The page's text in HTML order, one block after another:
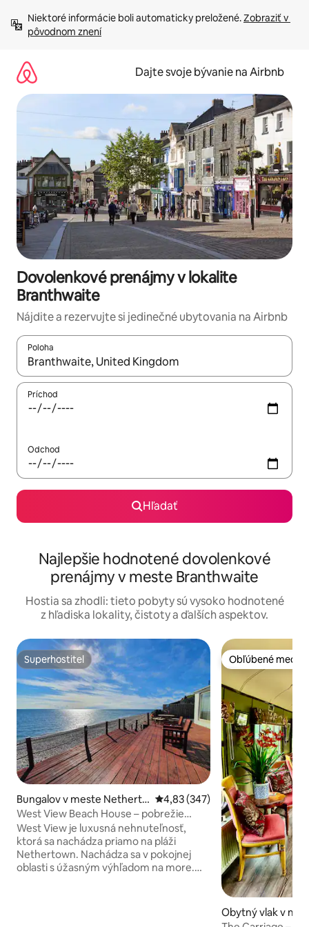
obsah.
Niektoré informácie boli automaticky preložené. Zobraziť v
pôvodnom znení
Dajte svoje bývanie na Airbnb
Dovolenkové prenájmy v lokalite
Branthwaite
Nájdite a rezervujte si jedinečné ubytovania na Airbnb
Poloha
Keď budú výsledky k dispozícii, môžete si ich prechádzať
Príchod
Odchod
Hľadať
Najlepšie hodnotené dovolenkové
prenájmy v meste Branthwaite
Hostia sa zhodli: tieto pobyty sú vysoko hodnotené
z hľadiska lokality, čistoty a ďalších aspektov.
Superhostiteľ
Superhostiteľ
Bungalov v meste Netherto
wn
Priemerné ohodnotenie 4,83 z
4,83 (347)
West View Beach House – pobrežie
Cumbrian
West View je luxusná nehnuteľnosť,
ktorá sa nachádza priamo na pláži
Nethertown. Nachádza sa v pokojnej
oblasti s úžasným výhľadom na more.
Obľúbené medzi
Obľúbené medzi
Obytný vlak v